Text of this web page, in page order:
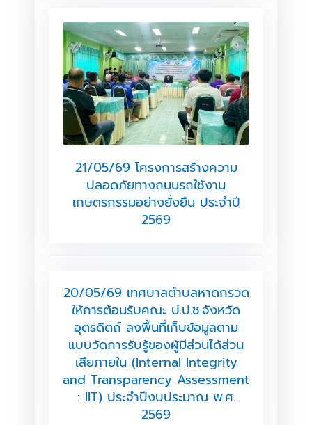
21/05/69 โครงการสร้างความ
ปลอดภัยทางถนนรถใช้งาน
เกษตรกรรมอย่างยั่งยืน ประจำปี
2569
20/05/69 เทศบาลตำบลหาดกรวด
ให้การต้อนรับคณะ ป.ป.ช.จังหวัด
อุตรดิตถ์ ลงพื้นที่เก็บข้อมูลตาม
แบบวัดการรับรู้ของผู้มีส่วนได้ส่วน
เสียภายใน (Internal Integrity
and Transparency Assessment
: IIT) ประจำปีงบประมาณ พ.ศ.
2569